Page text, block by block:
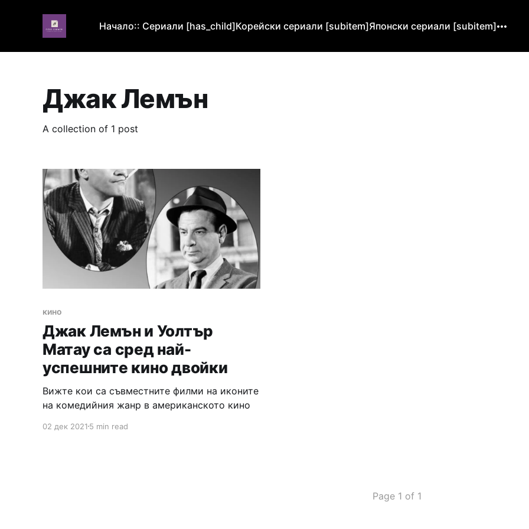
Начало:: Сериали [has_child]Корейски сериали [subitem]Японски сериали [subitem]
Джак Лемън
A collection of 1 post
кино
Джак Лемън и Уолтър
Матау са сред най-
успешните кино двойки
Вижте кои са съвместните филми на иконите
на комедийния жанр в американското кино
02 дек 2021 5 min read
Page 1 of 1